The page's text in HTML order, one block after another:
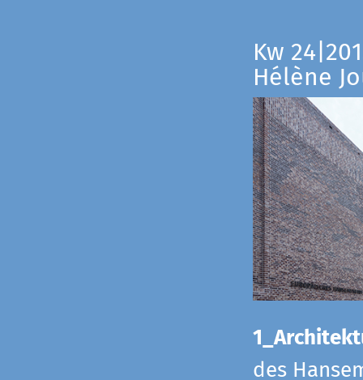
Kw
Hélène
des